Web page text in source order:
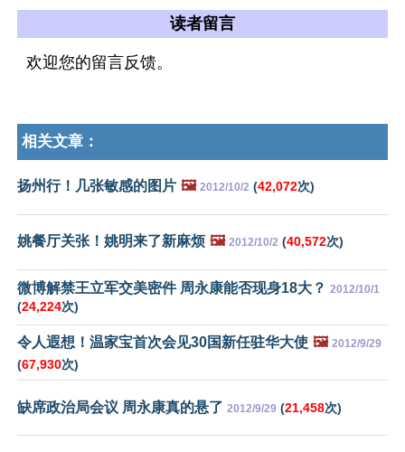
读者留言
欢迎您的留言反馈。
相关文章：
扬州行！几张敏感的图片 🖼️ 2012/10/2 (42,072次)
姚餐厅关张！姚明来了新麻烦 🖼️ 2012/10/2 (40,572次)
微博解禁王立军交美密件 周永康能否现身18大？ 2012/10/1
(24,224次)
令人遐想！温家宝首次会见30国新任驻华大使 🖼️ 2012/9/29
(67,930次)
缺席政治局会议 周永康真的悬了 2012/9/29 (21,458次)